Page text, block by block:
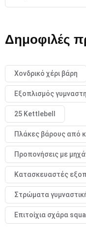
Δημοφιλές
Χονδρικό χέρι βάρη
Εξοπλισμός
25 Kettlebell
Πλάκες βάρους από
Προπονήσεις με
Κατασκευαστές
Στρώματα
Επιτοίχια σχάρα